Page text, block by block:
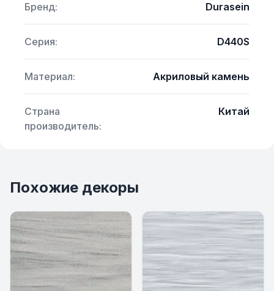
Бренд: Durasein
Серия: D440S
Материал: Акриловый камень
Страна
производитель:
Китай
Похожие декоры